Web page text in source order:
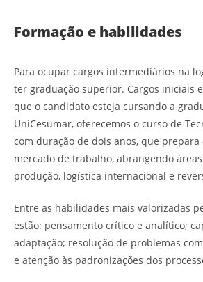
Formação e habilidades
Para ocupar cargos intermediários na
ter graduação superior. Cargos iniciais
que o candidato esteja cursando a
UniCesumar, oferecemos o curso de
com duração de dois anos, que
mercado de trabalho, abrangendo
produção, logística internacional e
Entre as habilidades mais valorizadas
estão: pensamento crítico e analítico;
adaptação; resolução de problemas
e atenção às padronizações dos